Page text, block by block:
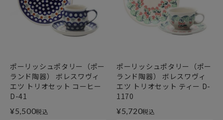
ポーリッシュポタリー（ポー
ランド陶器） ボレスワヴィ
エツ トリオセット コーヒー
D-41
¥5,500税込
ポーリッシュポタリー（ポー
ランド陶器） ボレスワヴィ
エツ トリオセット ティー D-
1170
¥5,720税込